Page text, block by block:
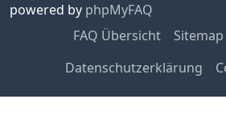
powered by phpMyFAQ
FAQ Übersicht
Sitemap
Datenschutzerklärung